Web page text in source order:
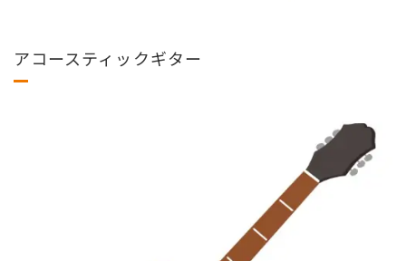
アコースティックギター